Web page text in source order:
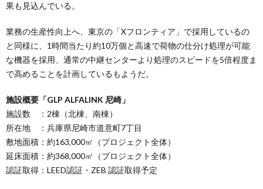
果も見込んでいる。
業務の生産性向上へ、東京の「Xフロンティア」で採用しているの
と同様に、1時間当たり約10万個と高速で荷物の仕分け処理が可能
な機器を採用、通常の中継センターより処理のスピードを5倍程度ま
で高めることを計画しているもようだ。
施設概要「GLP ALFALINK 尼崎」
施設数 ：2棟（北棟、南棟）
所在地 ：兵庫県尼崎市道意町7丁目
敷地面積：約163,000㎡（プロジェクト全体）
延床面積：約368,000㎡（プロジェクト全体）
認証取得：LEED認証・ZEB 認証取得予定